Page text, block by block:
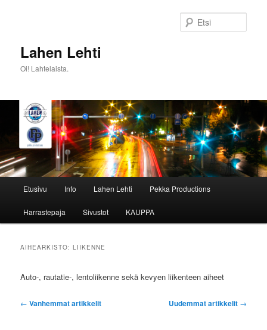
Lahen Lehti
Oi! Lahtelaista.
Etusivu Info Lahen Lehti Pekka Productions
Harrastepaja Sivustot KAUPPA
AIHEARKISTO:LIIKENNE
Auto-, rautatie-, lentoliikenne sekä kevyen liikenteen aiheet
Artikkelien
← Vanhemmat artikkelit Uudemmat artikkelit →